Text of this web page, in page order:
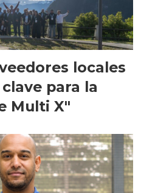
locales
para la
Multi X"